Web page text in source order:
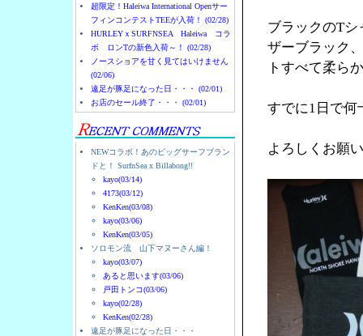
超限定！Haleiwa International Openサー
フィンコンテストTEEが入荷！ (02/28)
HURLEYｘSURFNSEA Haleiwa コラ
ボ ロンTの新色入荷～！ (02/28)
ノースショアを甘く見てはいけません
(02/06)
遠足が豚足になった日・・・ (02/01)
お店のセール終了・・・ (02/01)
NEWコラボ！あのビッグサーフブラン
ドと！ SurfnSea x Billabong!!
kayo(03/14)
4173(03/12)
KenKen(03/08)
kayo(03/06)
KenKen(03/05)
ソロモン流 山下マヌーさん編！
kayo(03/07)
あると思います(03/06)
戸田トンコ(03/06)
kayo(02/28)
KenKen(02/28)
遠足が豚足になった日・・・
ブラックのT
ザーブラック
トすべて柔ら
すでに1日で何
よろしくお願